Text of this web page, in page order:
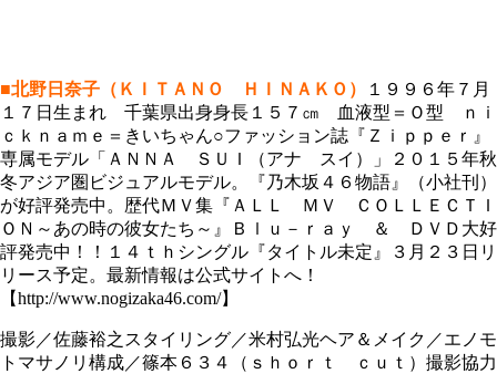
■北野日奈子（ＫＩＴＡＮＯ ＨＩＮＡＫＯ）
１９９６年７月
１７日生まれ 千葉県出身身長１５７㎝ 血液型＝Ｏ型 ｎｉ
ｃｋｎａｍｅ＝きいちゃん○ファッション誌『Ｚｉｐｐｅｒ』
専属モデル「ＡＮＮＡ ＳＵＩ（アナ スイ）」２０１５年秋
冬アジア圏ビジュアルモデル。『乃木坂４６物語』（小社刊）
が好評発売中。歴代ＭＶ集『ＡＬＬ ＭＶ ＣＯＬＬＥＣＴＩ
ＯＮ～あの時の彼女たち～』Ｂｌｕ－ｒａｙ ＆ ＤＶＤ大好
評発売中！！１４ｔｈシングル『タイトル未定』３月２３日リ
リース予定。最新情報は公式サイトへ！
【http://www.nogizaka46.com/】
撮影／佐藤裕之スタイリング／米村弘光ヘア＆メイク／エノモ
トマサノリ構成／篠本６３４（ｓｈｏｒｔ ｃｕｔ）撮影協力